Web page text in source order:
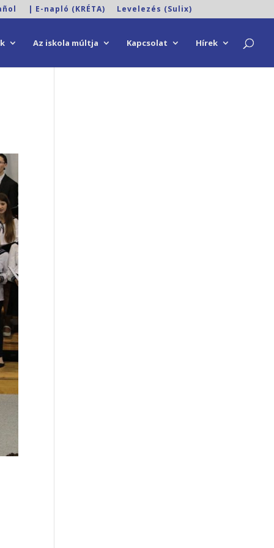
| E-napló (KRÉTA) Levelezés (Sulix)
Az iskola múltja Kapcsolat Hírek